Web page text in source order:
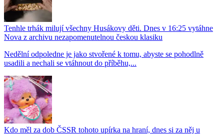
Tenhle trhák milují všechny Husákovy děti. Dnes v 16:25 vytáhne
Nova z archivu nezapomenutelnou českou klasiku
Nedělní odpoledne je jako stvořené k tomu, abyste se pohodlně
usadili a nechali se vtáhnout do příběhu,...
Kdo měl za dob ČSSR tohoto upírka na hraní, dnes si za něj u